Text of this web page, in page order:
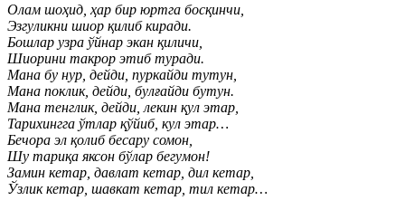
Олам шоҳид, ҳар бир юртга босқинчи,
Эзгуликни шиор қилиб киради.
Бошлар узра ўйнар экан қиличи,
Шиорини такрор этиб туради.
Мана бу нур, дейди, пуркайди тутун,
Мана поклик, дейди, булғайди бутун.
Мана тенглик, дейди, лекин қул этар,
Тарихингга ўтлар қўйиб, кул этар…
Бечора эл қолиб бесару сомон,
Шу тариқа яксон бўлар бегумон!
Замин кетар, давлат кетар, дил кетар,
Ўзлик кетар, шавкат кетар, тил кетар…